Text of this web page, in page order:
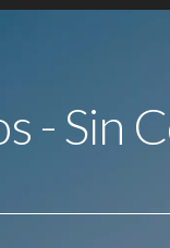
- Sin